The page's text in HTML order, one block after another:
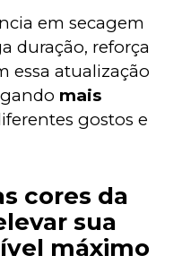
em secagem
duração, reforça
essa atualização
mais
gostos e
cores da
sua
máximo